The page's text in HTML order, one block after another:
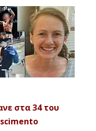
στα 34 του